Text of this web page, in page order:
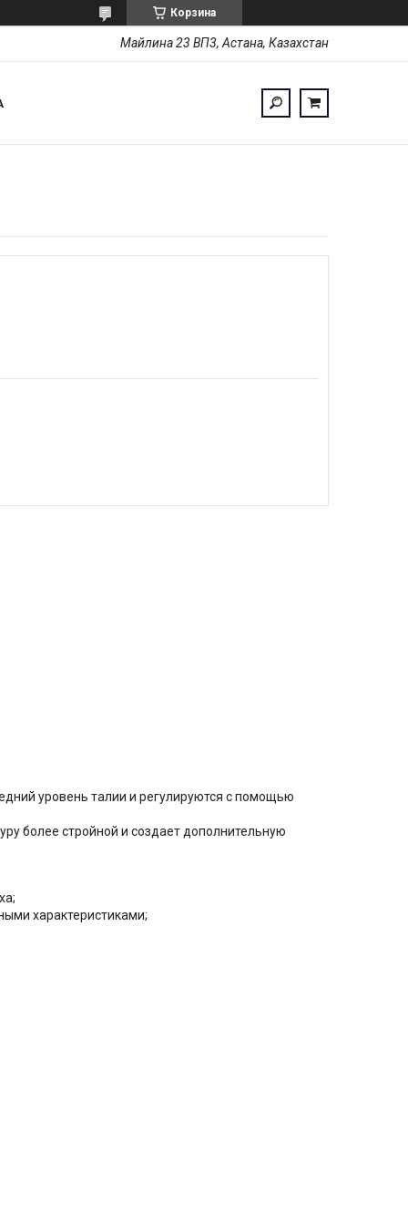
Корзина
Майлина 23 ВП3, Астана, Казахстан
уровень талии и регулируются с помощью
более стройной и создает дополнительную
характеристиками;